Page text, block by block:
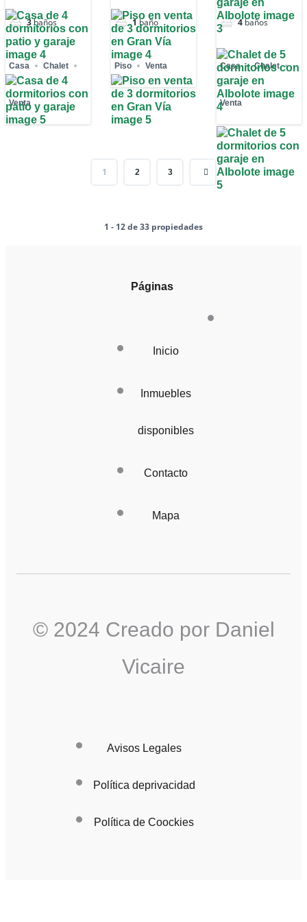
3baños
Casa Chalet
Venta
1baño
Piso Venta
4baños
Casa Chalet
Venta
1 2 3
1 - 12 de 33 propiedades
Páginas
Inicio
Inmuebles
disponibles
Contacto
Mapa
© 2024 Creado por Daniel
Vicaire
Avisos Legales
Política deprivacidad
Política de Coockies